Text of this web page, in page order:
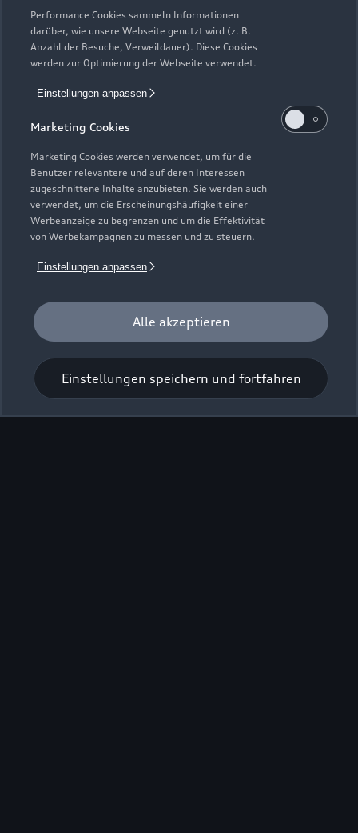
Performance Cookies sammeln Informationen
darüber, wie unsere Webseite genutzt wird (z. B.
Anzahl der Besuche, Verweildauer). Diese Cookies
werden zur Optimierung der Webseite verwendet.
Einstellungen anpassen
Marketing Cookies
Marketing Cookies werden verwendet, um für die
Benutzer relevantere und auf deren Interessen
zugeschnittene Inhalte anzubieten. Sie werden auch
verwendet, um die Erscheinungshäufigkeit einer
Werbeanzeige zu begrenzen und um die Effektivität
von Werbekampagnen zu messen und zu steuern.
Einstellungen anpassen
Alle akzeptieren
Einstellungen speichern und fortfahren
Unser Betrieb ist am 24.12., 27.12. sowie am
31.12.2025 geschlossen.
Zur Inspektion